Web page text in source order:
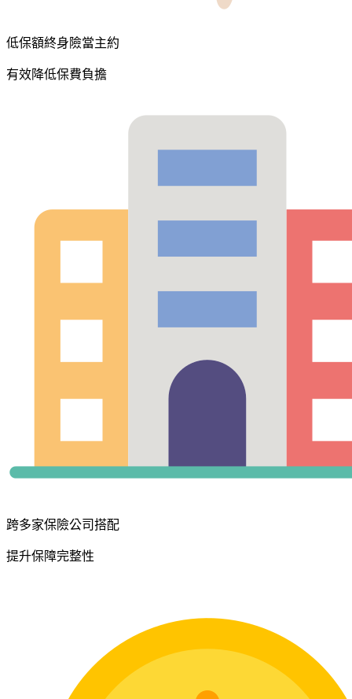
低保額終身險當主約
有效降低保費負擔
跨多家保險公司搭配
提升保障完整性